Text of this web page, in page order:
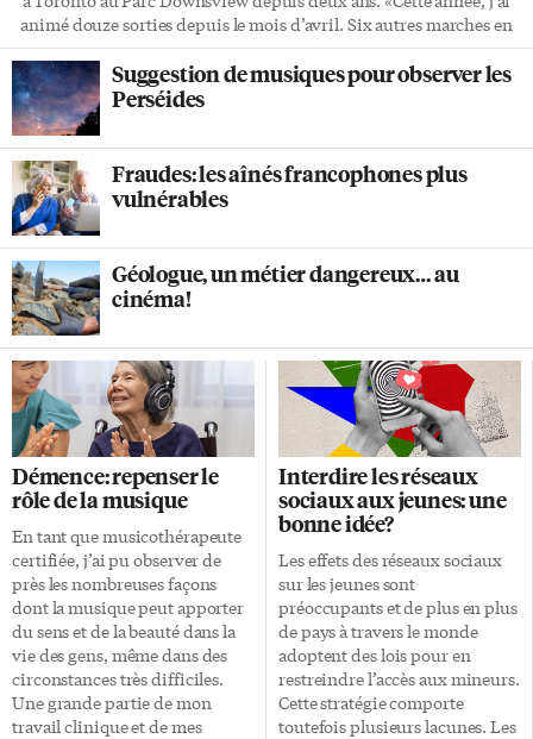
animé douze sorties depuis le mois d’avril. Six autres marches en
anglais sont prévues d’ici la fin août, ouvertes au grand public»,
constate la Torontoise depuis 2010, originaire de Saint-Raymond
au Québec. «Ma pratique a grandi au cours des trois dernières
années, mais surtout lorsque les sorties sont offertes en partenariat
avec un parc, un jardin ou une aire de conservation.» Paul Overy,
un participant au bain de forêt […]
Suggestion de musiques pour observer les
Perséides
Fraudes: les aînés francophones plus
vulnérables
Géologue, un métier dangereux… au
cinéma!
Démence: repenser le
rôle de la musique
En tant que musicothérapeute
certifiée, j’ai pu observer de
près les nombreuses façons
dont la musique peut apporter
du sens et de la beauté dans la
vie des gens, même dans des
circonstances très difficiles.
Une grande partie de mon
travail clinique et de mes
Interdire les réseaux
sociaux aux jeunes: une
bonne idée?
Les effets des réseaux sociaux
sur les jeunes sont
préoccupants et de plus en plus
de pays à travers le monde
adoptent des lois pour en
restreindre l’accès aux mineurs.
Cette stratégie comporte
toutefois plusieurs lacunes. Les